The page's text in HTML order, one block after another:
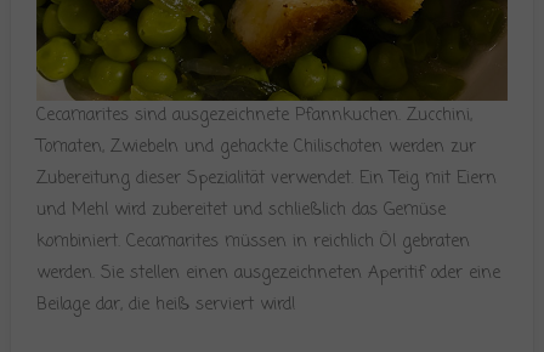
Cecamarites sind ausgezeichnete Pfannkuchen. Zucchini,
Tomaten, Zwiebeln und gehackte Chilischoten werden zur
Zubereitung dieser Spezialität verwendet. Ein Teig mit Eiern
und Mehl wird zubereitet und schließlich das Gemüse
kombiniert. Cecamarites müssen in reichlich Öl gebraten
werden. Sie stellen einen ausgezeichneten Aperitif oder eine
Beilage dar, die heiß serviert wird!